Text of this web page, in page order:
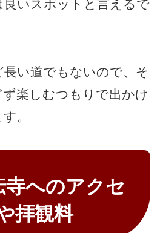
いスポットと言えるで
い道でもないので、そ
楽しむつもりで出かけ
。
寺へのアクセ
拝観料